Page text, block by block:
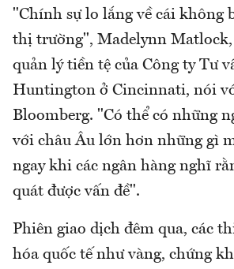
"Chính sự lo lắng về cái không
thị trường", Madelynn Matlock,
quản lý tiền tệ của Công ty Tư
Huntington ở Cincinnati, nói
Bloomberg. "Có thể có những
với châu Âu lớn hơn những gì
ngay khi các ngân hàng nghĩ
quát được vấn đề".
Phiên giao dịch đêm qua, các
hóa quốc tế như vàng, chứng